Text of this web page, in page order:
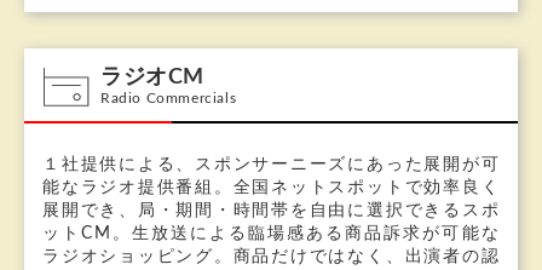
ラジオCM
Radio Commercials
１社提供による、スポンサーニーズにあった展開が可
能なラジオ提供番組。全国ネットスポットで効率良く
展開でき、局・期間・時間帯を自由に選択できるスポ
ットCM。生放送による臨場感ある商品訴求が可能な
ラジオショッピング。商品だけではなく、出演者の認